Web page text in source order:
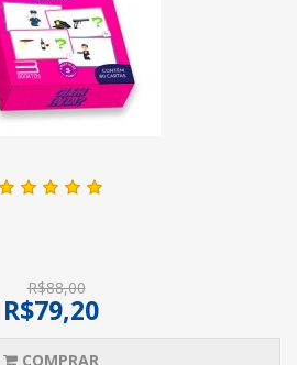
R$88,00
R$79,20
COMPRAR